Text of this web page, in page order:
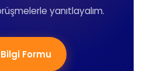
yanıtlayalım.
Formu